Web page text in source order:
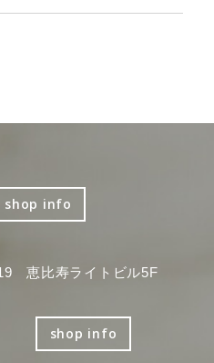
shop info
恵比寿ライトビル5F
shop info